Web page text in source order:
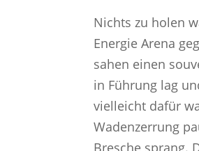
Nichts zu holen
Energie Arena
sahen einen
in Führung lag
vielleicht dafür
Wadenzerrung
Bresche sprang.